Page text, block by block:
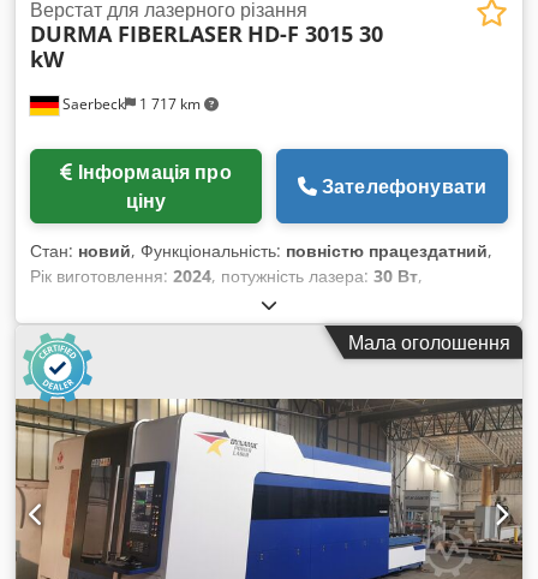
Saerbeck 1 717 km
Верстат для лазерного різання
DURMA FIBERLASER HD-F 3015 30
kW
ціну
Зателефонувати
Стан: новий, Функціональність: повністю працездатний,
Рік виготовлення: 2024, потужність лазера: 30 Вт,
максимальна товщина сталевого листа:
максимальна товщина алюмінієвого листа:50 мм,
Волоконно-лазерний різальний комплекс Durma HD-F 3015
потужністю 30 кВт, представлений компанією Durma
Maschinen GmbH, є висококласною машиною для
лазерного різання металу, розробленою для максимальної
точності й ефективності обробки. Як виробник з
представництвами у Мюнстері та Штауфенберзі, компанія
Durma Maschinen GmbH гарантує якість, надійність і
відмінний сервіс для клієнтів. Особливості: 30 кВт / 80 мм
звичайна сталь, 50 мм нержавіюча сталь Автоматичне
Мала оголошення